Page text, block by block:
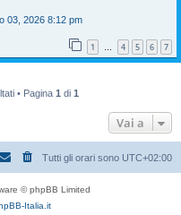
03, 2026 8:12 pm
1 … 4 5 6 7
• Pagina 1 di 1
Vai a
Tutti gli orari sono UTC+02:00
© phpBB Limited
Italia.it